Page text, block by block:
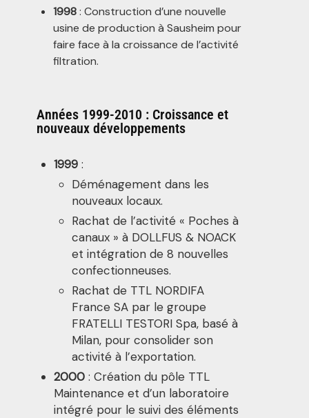
1998: Construction d’une nouvelle
usine de production à Sausheim pour
faire face à la croissance de l’activité
filtration.
Années 1999-2010 : Croissance et
nouveaux développements
1999 :
Déménagement dans les
nouveaux locaux.
Rachat de l’activité « Poches à
canaux » à DOLLFUS & NOACK
et intégration de 8 nouvelles
confectionneuses.
Rachat de TTL NORDIFA
France SA par le groupe
FRATELLI TESTORI Spa, basé à
Milan, pour consolider son
activité à l’exportation.
2000 : Création du pôle TTL
Maintenance et d’un laboratoire
intégré pour le suivi des éléments